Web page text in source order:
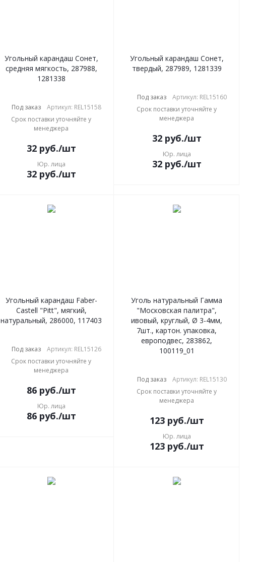
Угольный карандаш Сонет,
средняя мягкость, 287988,
1281338
Под заказ
Артикул: REL15158
Срок поставки уточняйте у
менеджера
32руб./шт
Юр. лица
32руб./шт
Угольный карандаш Сонет,
твердый, 287989, 1281339
Под заказ
Артикул: REL15160
Срок поставки уточняйте у
менеджера
32руб./шт
Юр. лица
32руб./шт
Угольный карандаш Faber-
Castell "Pitt", мягкий,
натуральный, 286000, 117403
Под заказ
Артикул: REL15126
Срок поставки уточняйте у
менеджера
86руб./шт
Юр. лица
86руб./шт
Уголь натуральный Гамма
"Московская палитра",
ивовый, круглый, Ø 3-4мм,
7шт., картон. упаковка,
европодвес, 283862,
100119_01
Под заказ
Артикул: REL15130
Срок поставки уточняйте у
менеджера
123руб./шт
Юр. лица
123руб./шт